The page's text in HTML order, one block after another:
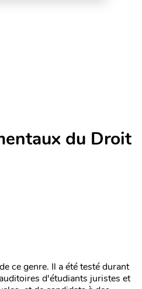
du Droit
ce genre. Il a été testé durant
d'étudiants juristes et